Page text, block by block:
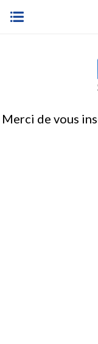
Merci de vous